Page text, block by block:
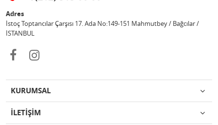
Adres
İstoç Toptancılar Çarşısı 17. Ada No:149-151 Mahmutbey / Bağcılar /
İSTANBUL
KURUMSAL
İLETİŞİM